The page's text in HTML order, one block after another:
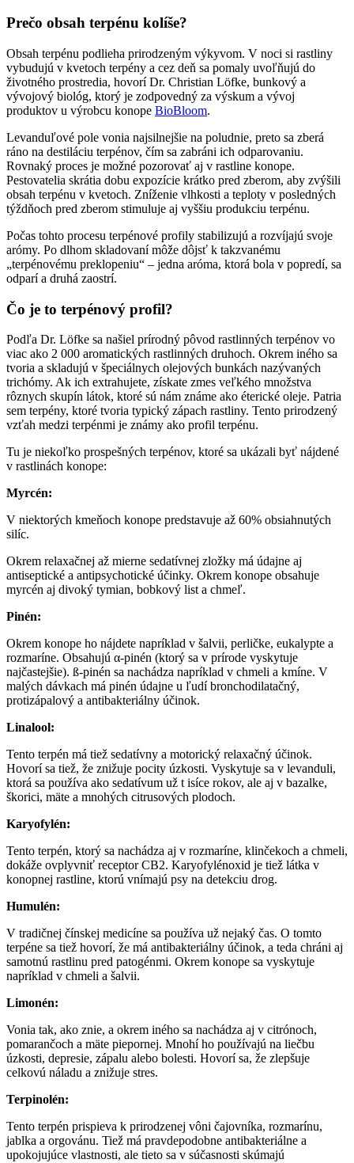
Prečo obsah terpénu kolíše?
Obsah terpénu podlieha prirodzeným výkyvom. V noci si rastliny
vybudujú v kvetoch terpény a cez deň sa pomaly uvoľňujú do
životného prostredia, hovorí Dr. Christian Löfke, bunkový a
vývojový biológ, ktorý je zodpovedný za výskum a vývoj
produktov u výrobcu konope BioBloom.
Levanduľové pole vonia najsilnejšie na poludnie, preto sa zberá
ráno na destiláciu terpénov, čím sa zabráni ich odparovaniu.
Rovnaký proces je možné pozorovať aj v rastline konope.
Pestovatelia skrátia dobu expozície krátko pred zberom, aby zvýšili
obsah terpénu v kvetoch. Zníženie vlhkosti a teploty v posledných
týždňoch pred zberom stimuluje aj vyššiu produkciu terpénu.
Počas tohto procesu terpénové profily stabilizujú a rozvíjajú svoje
arómy. Po dlhom skladovaní môže dôjsť k takzvanému
„terpénovému preklopeniu“ – jedna aróma, ktorá bola v popredí, sa
odparí a druhá zaostrí.
Čo je to terpénový profil?
Podľa Dr. Löfke sa našiel prírodný pôvod rastlinných terpénov vo
viac ako 2 000 aromatických rastlinných druhoch. Okrem iného sa
tvoria a skladujú v špeciálnych olejových bunkách nazývaných
trichómy. Ak ich extrahujete, získate zmes veľkého množstva
rôznych skupín látok, ktoré sú nám známe ako éterické oleje. Patria
sem terpény, ktoré tvoria typický zápach rastliny. Tento prirodzený
vzťah medzi terpénmi je známy ako profil terpénu.
Tu je niekoľko prospešných terpénov, ktoré sa ukázali byť nájdené
v rastlinách konope:
Myrcén:
V niektorých kmeňoch konope predstavuje až 60% obsiahnutých
silíc.
Okrem relaxačnej až mierne sedatívnej zložky má údajne aj
antiseptické a antipsychotické účinky. Okrem konope obsahuje
myrcén aj divoký tymian, bobkový list a chmeľ.
Pinén:
Okrem konope ho nájdete napríklad v šalvii, perličke, eukalypte a
rozmaríne. Obsahujú α-pinén (ktorý sa v prírode vyskytuje
najčastejšie). ß-pinén sa nachádza napríklad v chmeli a kmíne. V
malých dávkach má pinén údajne u ľudí bronchodilatačný,
protizápalový a antibakteriálny účinok.
Linalool:
Tento terpén má tiež sedatívny a motorický relaxačný účinok.
Hovorí sa tiež, že znižuje pocity úzkosti. Vyskytuje sa v levanduli,
ktorá sa používa ako sedatívum už t isíce rokov, ale aj v bazalke,
škorici, mäte a mnohých citrusových plodoch.
Karyofylén:
Tento terpén, ktorý sa nachádza aj v rozmaríne, klinčekoch a chmeli,
dokáže ovplyvniť receptor CB2. Karyofylénoxid je tiež látka v
konopnej rastline, ktorú vnímajú psy na detekciu drog.
Humulén:
V tradičnej čínskej medicíne sa používa už nejaký čas. O tomto
terpéne sa tiež hovorí, že má antibakteriálny účinok, a teda chráni aj
samotnú rastlinu pred patogénmi. Okrem konope sa vyskytuje
napríklad v chmeli a šalvii.
Limonén:
Vonia tak, ako znie, a okrem iného sa nachádza aj v citrónoch,
pomarančoch a mäte piepornej. Mnohí ho používajú na liečbu
úzkosti, depresie, zápalu alebo bolesti. Hovorí sa, že zlepšuje
celkovú náladu a znižuje stres.
Terpinolén:
Tento terpén prispieva k prirodzenej vôni čajovníka, rozmarínu,
jablka a orgovánu. Tiež má pravdepodobne antibakteriálne a
upokojujúce vlastnosti, ale tieto sa v súčasnosti skúmajú